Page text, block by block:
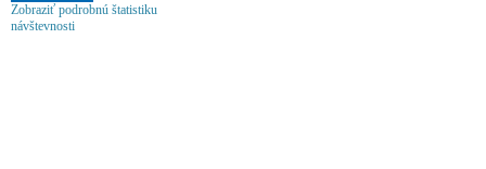
Zobraziť podrobnú štatistiku
návštevnosti